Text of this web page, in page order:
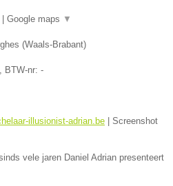
| Google maps ▼
(Waals-Brabant)
, BTW-nr: -
illusionist-adrian.be | Screenshot
vele jaren Daniel Adrian presenteert